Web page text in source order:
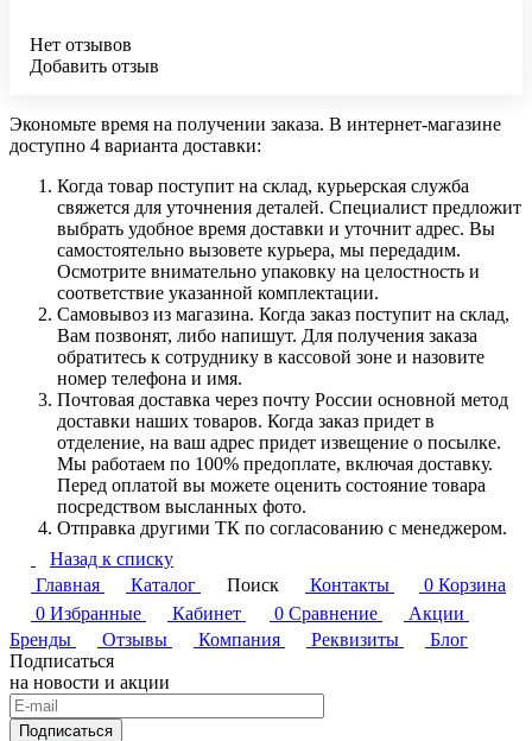
Нет отзывов
Добавить отзыв
Экономьте время на получении заказа. В интернет-магазине
доступно 4 варианта доставки:
Когда товар поступит на склад, курьерская служба
свяжется для уточнения деталей. Специалист предложит
выбрать удобное время доставки и уточнит адрес. Вы
самостоятельно вызовете курьера, мы передадим.
Осмотрите внимательно упаковку на целостность и
соответствие указанной комплектации.
Самовывоз из магазина. Когда заказ поступит на склад,
Вам позвонят, либо напишут. Для получения заказа
обратитесь к сотруднику в кассовой зоне и назовите
номер телефона и имя.
Почтовая доставка через почту России основной метод
доставки наших товаров. Когда заказ придет в
отделение, на ваш адрес придет извещение о посылке.
Мы работаем по 100% предоплате, включая доставку.
Перед оплатой вы можете оценить состояние товара
посредством высланных фото.
Отправка другими ТК по согласованию с менеджером.
Назад к списку
Главная
Каталог Поиск Контакты 0 Корзина
0 Избранные Кабинет 0 Сравнение
Акции
Бренды
Отзывы Компания Реквизиты
Блог
Подписаться
на новости и акции
Подписаться